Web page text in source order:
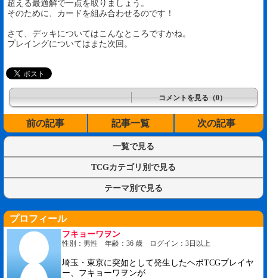
超える最適解で一点を取りましょう。
そのために、カードを組み合わせるのです！
さて、デッキについてはこんなところですかね。
プレイングについてはまた次回。
コメントを見る（0）
前の記事 記事一覧 次の記事
一覧で見る
TCGカテゴリ別で見る
テーマ別で見る
プロフィール
フキョーワヲン
性別：男性 年齢：36 歳 ログイン：3日以上
埼玉・東京に突如として発生したヘボTCGプレイヤ
ー、フキョーワヲンが